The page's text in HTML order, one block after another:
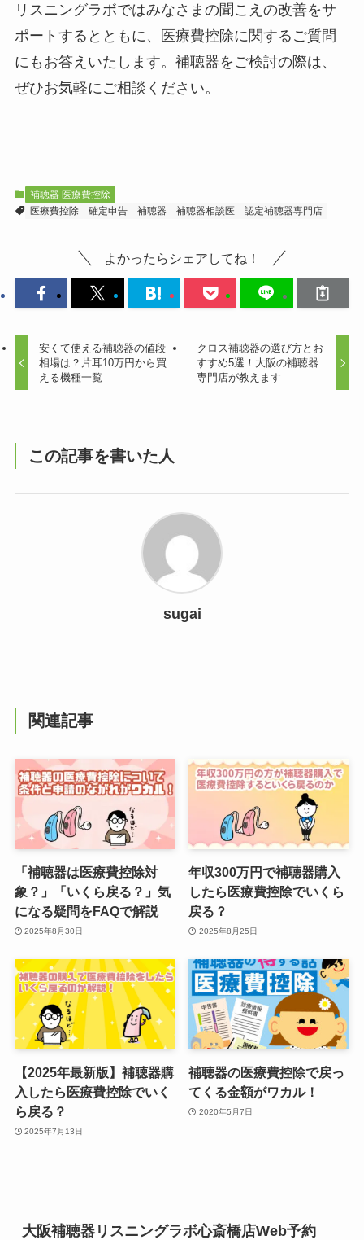
リスニングラボではみなさまの聞こえの改善をサ
ポートするとともに、医療費控除に関するご質問
にもお答えいたします。補聴器をご検討の際は、
ぜひお気軽にご相談ください。
補聴器 医療費控除
医療費控除
確定申告 補聴器 補聴器相談医 認定補聴器専門店
よかったらシェアしてね！
安くて使える補聴器の値段
相場は？片耳10万円から買
える機種一覧
クロス補聴器の選び方とお
すすめ5選！大阪の補聴器
専門店が教えます
この記事を書いた人
sugai
関連記事
「補聴器は医療費控除対
象？」「いくら戻る？」気
になる疑問をFAQで解説
2025年8月30日
年収300万円で補聴器購入
したら医療費控除でいくら
戻る？
2025年8月25日
【2025年最新版】補聴器購
入したら医療費控除でいく
ら戻る？
2025年7月13日
補聴器の医療費控除で戻っ
てくる金額がワカル！
2020年5月7日
大阪補聴器リスニングラボ心斎橋店Web予約